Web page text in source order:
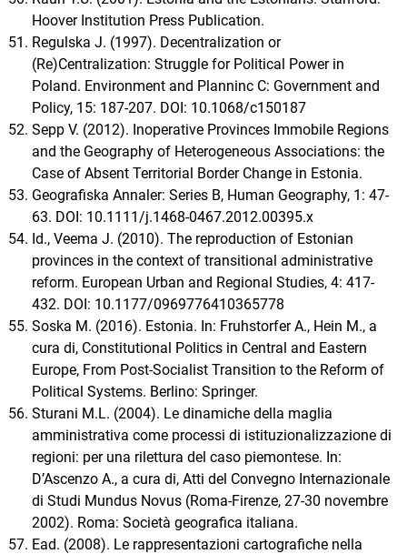
Hoover Institution Press Publication.
Regulska J. (1997). Decentralization or
(Re)Centralization: Struggle for Political Power in
Poland. Environment and Planninc C: Government and
Policy, 15: 187-207. DOI: 10.1068/c150187
Sepp V. (2012). Inoperative Provinces Immobile Regions
and the Geography of Heterogeneous Associations: the
Case of Absent Territorial Border Change in Estonia.
Geografiska Annaler: Series B, Human Geography, 1: 47-
63. DOI: 10.1111/j.1468-0467.2012.00395.x
Id., Veema J. (2010). The reproduction of Estonian
provinces in the context of transitional administrative
reform. European Urban and Regional Studies, 4: 417-
432. DOI: 10.1177/0969776410365778
Soska M. (2016). Estonia. In: Fruhstorfer A., Hein M., a
cura di, Constitutional Politics in Central and Eastern
Europe, From Post-Socialist Transition to the Reform of
Political Systems. Berlino: Springer.
Sturani M.L. (2004). Le dinamiche della maglia
amministrativa come processi di istituzionalizzazione di
regioni: per una rilettura del caso piemontese. In:
D’Ascenzo A., a cura di, Atti del Convegno Internazionale
di Studi Mundus Novus (Roma-Firenze, 27-30 novembre
2002). Roma: Società geografica italiana.
Ead. (2008). Le rappresentazioni cartografiche nella